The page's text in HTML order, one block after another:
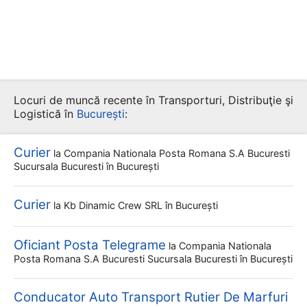
Locuri de muncă recente în Transporturi, Distribuţie şi
Logistică în București:
Curier la Compania Nationala Posta Romana S.a Bucuresti
Sucursala Bucuresti în București
Curier la Kb Dinamic Crew SRL în București
Oficiant Posta Telegrame la Compania Nationala
Posta Romana S.a Bucuresti Sucursala Bucuresti în București
Conducator Auto Transport Rutier De Marfuri